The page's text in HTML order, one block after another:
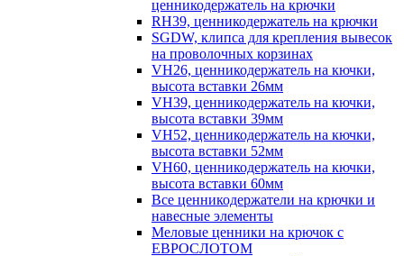
ценникодержатель на крючки
RH39, ценникодержатель на крючки
SGDW, клипса для крепления вывесок
на проволочных корзинах
VH26, ценникодержатель на кючки,
высота вставки 26мм
VH39, ценникодержатель на кючки,
высота вставки 39мм
VH52, ценникодержатель на кючки,
высота вставки 52мм
VH60, ценникодержатель на кючки,
высота вставки 60мм
Все ценникодержатели на крючки и
навесные элементы
Меловые ценники на крючок с
ЕВРОСЛОТОМ